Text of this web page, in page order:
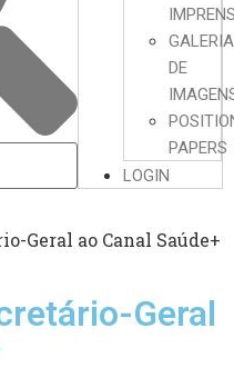
GALERIA
DE
PAPERS
LOGIN
Geral ao Canal Saúde+
Geral